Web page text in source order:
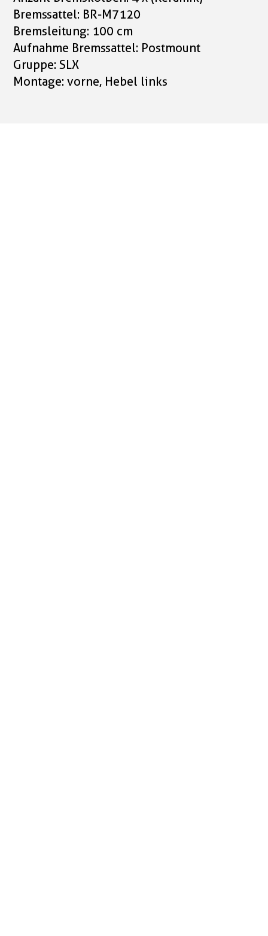
Bremssattel: BR-M7120
Bremsleitung: 100 cm
Aufnahme Bremssattel: Postmount
Gruppe: SLX
Montage: vorne, Hebel links